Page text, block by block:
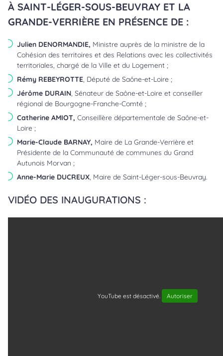
À SAINT-LÉGER-SOUS-BEUVRAY ET LA
GRANDE-VERRIÈRE EN PRÉSENCE DE :
Julien DENORMANDIE, Ministre auprès de la ministre de la
Cohésion des territoires et des Relations avec les collectivités
territoriales, chargé de la Ville et du Logement ;
Rémy REBEYROTTE, Député de Saône-et-Loire ;
Jérôme DURAIN, Sénateur de Saône-et-Loire et conseiller
régional de Bourgogne-Franche-Comté ;
Catherine AMIOT, Conseillère départementale de Saône-et-
Loire ;
Marie-Claude BARNAY, Maire de La Grande-Verrière et
Présidente de la Communauté de communes du Grand
Autunois Morvan ;
Anne-Marie DUCREUX, Maire de Saint-Léger-sous-Beuvray.
VIDÉO DES INAUGURATIONS :
YouTube est désactivé. Autoriser